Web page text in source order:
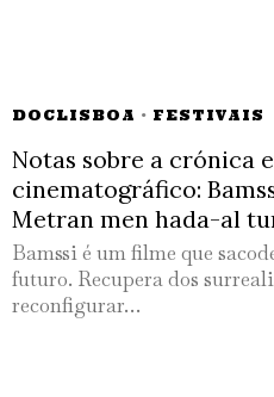
DOCLISBOA · FESTIVAIS
Notas sobre a crónica
cinematográfico:
Metran men hada-al
Bamssi é um filme que
futuro. Recupera dos
reconfigurar…